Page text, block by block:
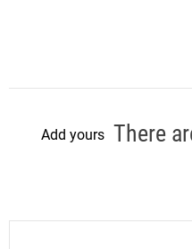
Add yours